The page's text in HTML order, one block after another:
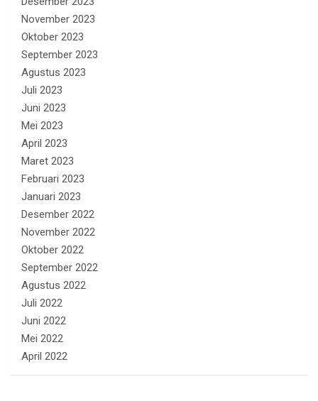
November 2023
Oktober 2023
September 2023
Agustus 2023
Juli 2023
Juni 2023
Mei 2023
April 2023
Maret 2023
Februari 2023
Januari 2023
Desember 2022
November 2022
Oktober 2022
September 2022
Agustus 2022
Juli 2022
Juni 2022
Mei 2022
April 2022